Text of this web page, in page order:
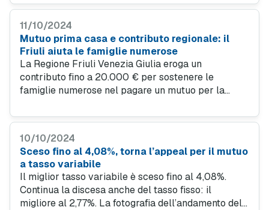
trovare un’offerta conveniente. La rinegoziazione
stessa banca.
11/10/2024
Mutuo prima casa e contributo regionale: il
Friuli aiuta le famiglie numerose
La Regione Friuli Venezia Giulia eroga un
contributo fino a 20.000 € per sostenere le
famiglie numerose nel pagare un mutuo per la
richiedere l’agevolazione. E come risparmiare sulla
10/10/2024
Sceso fino al 4,08%, torna l’appeal per il mutuo
a tasso variabile
Il miglior tasso variabile è sceso fino al 4,08%.
Continua la discesa anche del tasso fisso: il
migliore al 2,77%. La fotografia dell’andamento del